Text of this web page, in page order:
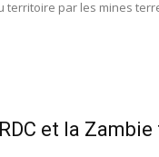
par les mines
et la